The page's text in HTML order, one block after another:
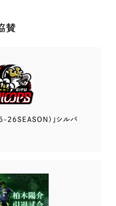
賛
26SEASON）」 シルバ